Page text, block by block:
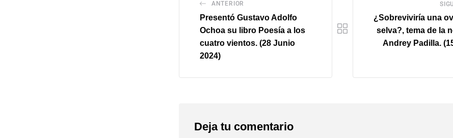
ANTERIOR
Presentó Gustavo Adolfo
Ochoa su libro Poesía a los
cuatro vientos. (28 Junio
2024)
¿Sobreviviría una
selva?, tema de la
Andrey Padilla.
Deja tu comentario